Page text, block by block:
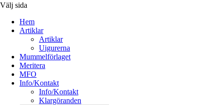
Välj sida
Hem
Artiklar
Artiklar
Uigurerna
Mummelförlaget
Meritera
MFO
Info/Kontakt
Info/Kontakt
Klargöranden